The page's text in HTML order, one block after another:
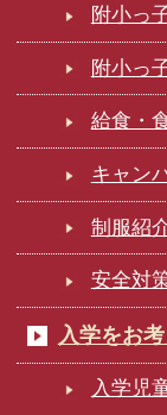
附小っ
附小っ
給食・
キャン
制服紹
安全対
入学をお
入学児